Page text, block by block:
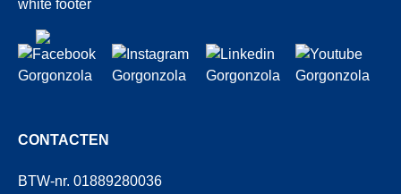
CONTACTEN
BTW-nr. 01889280036